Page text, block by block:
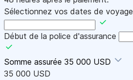
Sélectionnez vos dates de voyage
Début de la police d'assurance
Somme assurée 35 000 USD
35 000 USD